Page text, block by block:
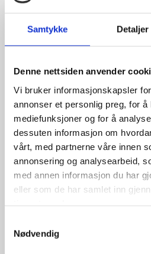
Samtykke Detaljer
Denne nettsiden anvender
Vi bruker informasjonskapsler
annonser et personlig preg, for
mediefunksjoner og for å
dessuten informasjon om
vårt, med partnerne våre innen
annonsering og analysearbeid,
med annen informasjon du har
eller som de har samlet inn
Nødvendig
kr
Se flere